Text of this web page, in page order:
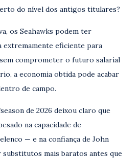
do nível dos antigos titulares?
os Seahawks podem ter
extremamente eficiente para
comprometer o futuro salarial
a economia obtida pode acabar
de campo.
de 2026 deixou claro que
na capacidade de
— e na confiança de John
mais baratos antes que